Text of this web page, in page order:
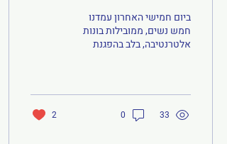
ביום חמישי האחרון עמדנו
חמש נשים, ממובילות בונות
אלטרנטיבה, בלב בהפגנת
מה שמתחיל כהפרדה ברחוב
אחד, בעיר אחת, לא נשאר שם.
באותו לילה אישרה הכנסת את
33
0
2